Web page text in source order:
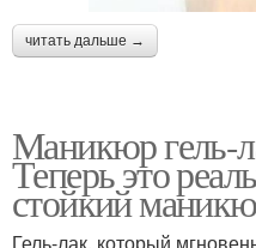
читать дальше →
Маникюр гель-
Теперь это
стойкий